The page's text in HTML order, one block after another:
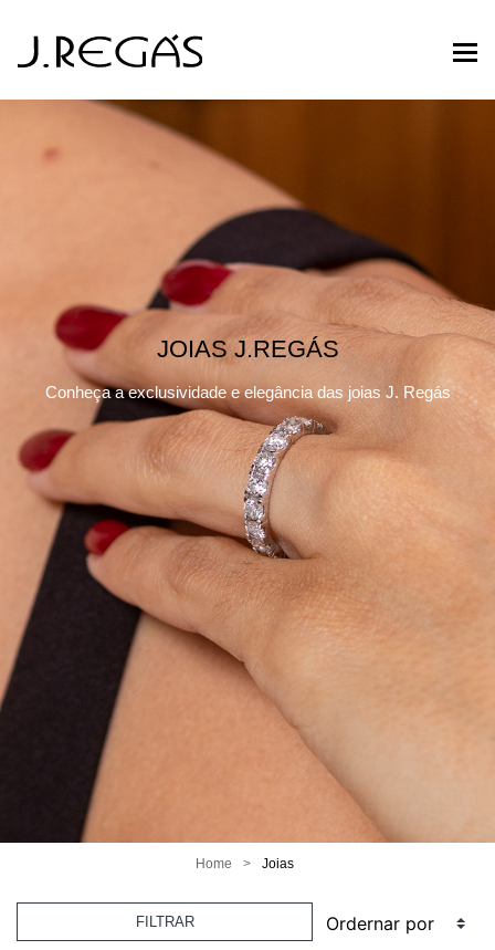
JOIAS J.REGÁS
Conheça a exclusividade e elegância das joias J. Regás
Home Joias
FILTRAR